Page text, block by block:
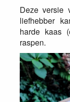
Deze versie
liefhebber
harde kaas
raspen.